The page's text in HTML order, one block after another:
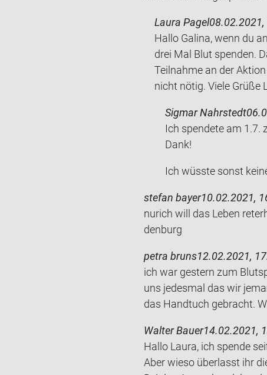
Laura Pagel08.02.2021,
Hallo Galina, wenn du
drei Mal Blut spenden.
Teilnahme an der
nicht nötig. Viele Grüße
Sigmar Nahrstedt
Ich spen­de­te am 1.7.
Dank!
Ich wüss­te sonst
stefan bayer10.02.2021,
nurich will das Leben
den­burg
petra bruns12.02.2021,
ich war ges­tern zum
uns je­des­mal das wir
das Hand­tuch ge­bracht.
Walter Bauer14.02.2021,
Hallo Laura, ich spen­de
Aber wieso über­lasst ihr